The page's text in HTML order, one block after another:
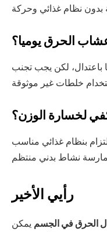
الحرق يوميا؟
لكن يجب تجنب
لخسارة الوزن؟
بنظام غذائي مناسب
رأيي الأخير
الحرق في الجسم يمكن